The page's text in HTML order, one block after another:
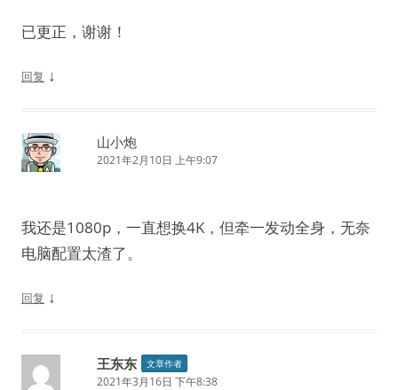
已更正，谢谢！
回复 ↓
山小炮
2021年2月10日 上午9:07
我还是1080p，一直想换4K，但牵一发动全身，无奈
电脑配置太渣了。
回复 ↓
王东东 文章作者
2021年3月16日 下午8:38